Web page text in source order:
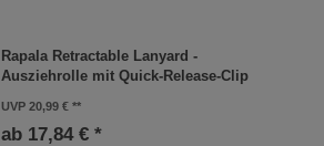
Rapala Retractable Lanyard -
Ausziehrolle mit Quick-Release-Clip
UVP 20,99 €
ab 17,84 € *